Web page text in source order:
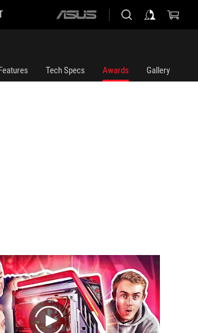
ASUS
Tech Specs Awards Gallery
play